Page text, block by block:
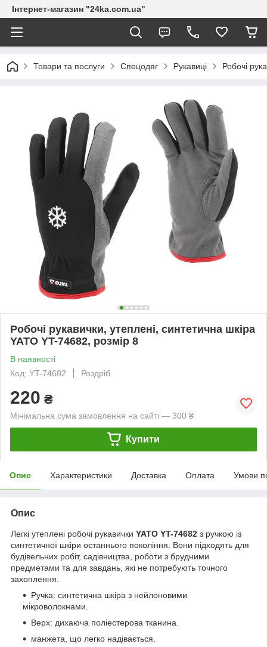
Інтернет-магазин "24ka.com.ua"
Товари та послуги Спецодяг Рукавиці Робочі
Робочі рукавички, утеплені, синтетична шкіра
YATO YT-74682, розмір 8
В наявності
Код: YT-74682
Роздріб
220 ₴
Мінімальна сума замовлення на сайті — 300 ₴
Купити
Опис Характеристики Доставка Оплата Умови
Опис
Легкі утеплені робочі рукавички YATO YT-74682 з ручкою із
синтетичної шкіри останнього покоління. Вони підходять для
будівельних робіт, садівництва, роботи з брудними
предметами та для завдань, які не потребують точного
захоплення.
Ручка: синтетична шкіра з нейлоновими
мікроволокнами.
Верх: дихаюча поліестерова тканина.
манжета, що легко надівається.